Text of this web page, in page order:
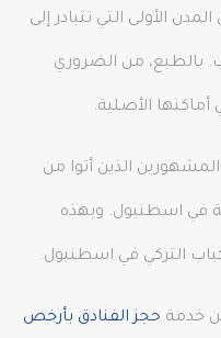
الأولى التي تتبادر إلى
بالطبع، من الضروري
الأصلية.
الذين أتوا من
في اسطنبول. وبهذه
التركي في اسطنبول.
خدمة حجز الفنادق بأرخص